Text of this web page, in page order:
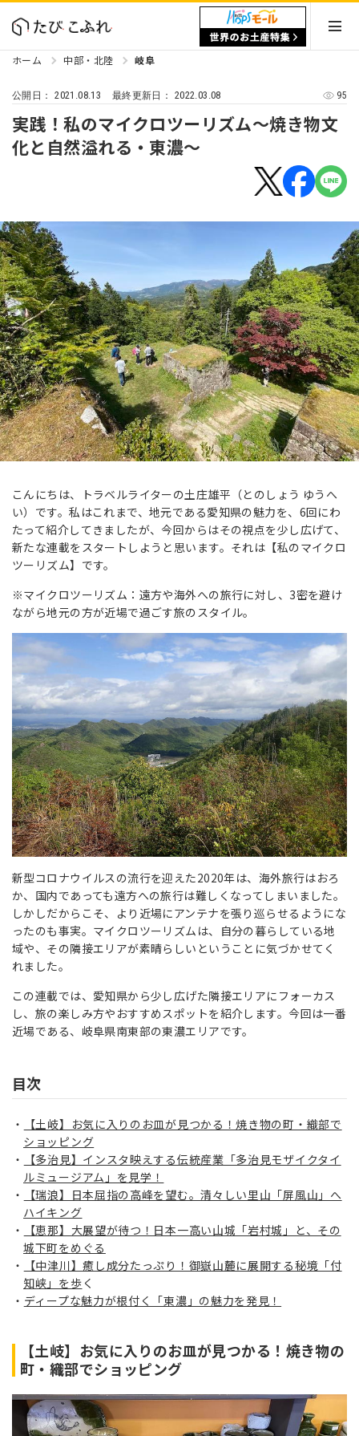
ホーム 中部・北陸 岐阜
公開日：2021.08.13 最終更新日： 2022.03.08 95
実践！私のマイクロツーリズム〜焼き物文
化と自然溢れる・東濃〜
こんにちは、トラベルライターの土庄雄平（とのしょう ゆうへ
い）です。私はこれまで、地元である愛知県の魅力を、6回にわ
たって紹介してきましたが、今回からはその視点を少し広げて、
新たな連載をスタートしようと思います。それは【私のマイクロ
ツーリズム】です。
※マイクロツーリズム：遠方や海外への旅行に対し、3密を避け
ながら地元の方が近場で過ごす旅のスタイル。
新型コロナウイルスの流行を迎えた2020年は、海外旅行はおろ
か、国内であっても遠方への旅行は難しくなってしまいました。
しかしだからこそ、より近場にアンテナを張り巡らせるようにな
ったのも事実。マイクロツーリズムは、自分の暮らしている地
域や、その隣接エリアが素晴らしいということに気づかせてく
れました。
この連載では、愛知県から少し広げた隣接エリアにフォーカス
し、旅の楽しみ方やおすすめスポットを紹介します。今回は一番
近場である、岐阜県南東部の東濃エリアです。
目次
【土岐】お気に入りのお皿が見つかる！焼き物の町・織部で
ショッピング
【多治見】インスタ映えする伝統産業「多治見モザイクタイ
ルミュージアム」を見学！
【瑞浪】日本屈指の高峰を望む。清々しい里山「屏風山」へ
ハイキング
【恵那】大展望が待つ！日本一高い山城「岩村城」と、その
城下町をめぐる
【中津川】癒し成分たっぷり！御嶽山麓に展開する秘境「付
知峡」を歩 く
ディープな魅力が根付く「東濃」の魅力を発見！
【土岐】お気に入りのお皿が見つかる！焼き物の
町・織部でショッピング